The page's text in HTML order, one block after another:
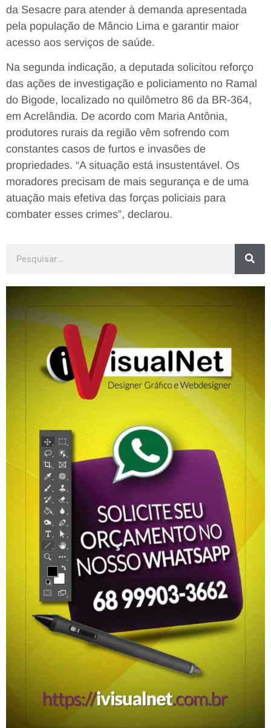
da Sesacre para atender à demanda apresentada
pela população de Mâncio Lima e garantir maior
acesso aos serviços de saúde.
Na segunda indicação, a deputada solicitou reforço
das ações de investigação e policiamento no Ramal
do Bigode, localizado no quilômetro 86 da BR-364,
em Acrelândia. De acordo com Maria Antônia,
produtores rurais da região vêm sofrendo com
constantes casos de furtos e invasões de
propriedades. “A situação está insustentável. Os
moradores precisam de mais segurança e de uma
atuação mais efetiva das forças policiais para
combater esses crimes”, declarou.